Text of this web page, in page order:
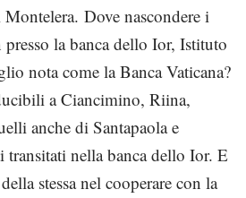
Dove nascondere i
la banca dello Ior, Istituto
nota come la Banca Vaticana?
a Ciancimino, Riina,
anche di Santapaola e
transitati nella banca dello Ior. E
stessa nel cooperare con la